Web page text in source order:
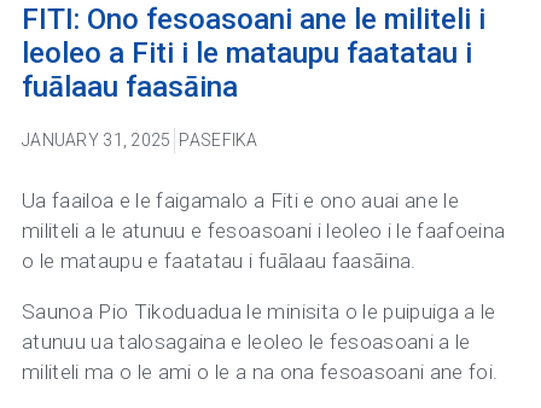
FITI: Ono fesoasoani ane le militeli i
leoleo a Fiti i le mataupu faatatau i
fuālaau faasāina
JANUARY 31, 2025 PASEFIKA
Ua faailoa e le faigamalo a Fiti e ono auai ane le
militeli a le atunuu e fesoasoani i leoleo i le faafoeina
o le mataupu e faatatau i fuālaau faasāina.
Saunoa Pio Tikoduadua le minisita o le puipuiga a le
atunuu ua talosagaina e leoleo le fesoasoani a le
militeli ma o le ami o le a na ona fesoasoani ane foi.